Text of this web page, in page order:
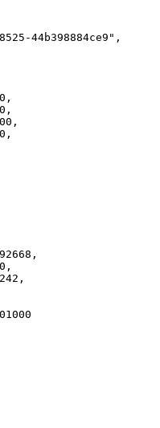
44b398884ce9" ,
,
,
,
,
,
0 ,
,